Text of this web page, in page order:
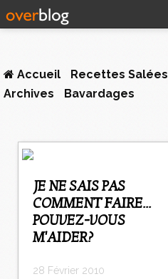
Accueil Recettes Salées
Archives
Bavardages
JE NE SAIS PAS
COMMENT FAIRE...
POUVEZ-VOUS
M'AIDER?
28 Février 2010
2